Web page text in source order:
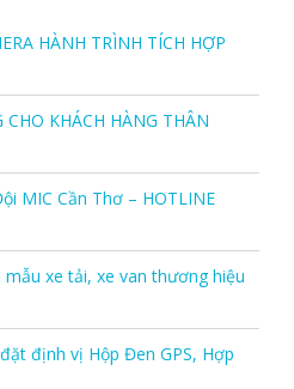
HÀNH TRÌNH TÍCH HỢP
KHÁCH HÀNG THÂN
MIC Cần Thơ – HOTLINE
xe tải, xe van thương hiệu
định vị Hộp Đen GPS, Hợp